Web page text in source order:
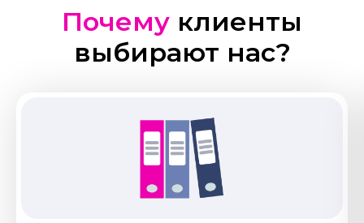
Почему клиенты
выбирают нас?